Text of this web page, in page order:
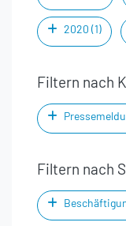
2020 (1)
Filtern nach
Filtern nach